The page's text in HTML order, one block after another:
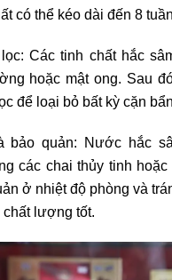
có thể kéo dài đến 8
Các tinh chất hắc
hoặc mật ong. Sau
để loại bỏ bất kỳ cặn
bảo quản: Nước hắc
các chai thủy tinh
ở nhiệt độ phòng và
lượng tốt.